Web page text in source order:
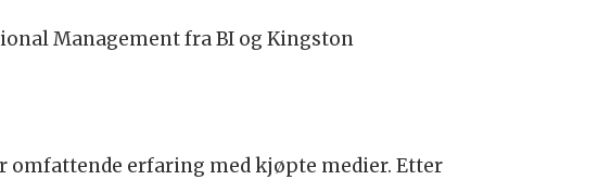
Management fra BI og Kingston
omfattende erfaring med kjøpte medier. Etter